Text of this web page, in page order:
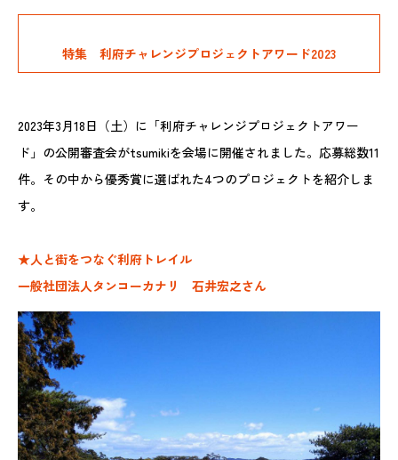
特集 利府チャレンジプロジェクトアワード2023
2023年3月18日（土）に「利府チャレンジプロジェクトアワー
ド」の公開審査会がtsumikiを会場に開催されました。応募総数11
件。その中から優秀賞に選ばれた4つのプロジェクトを紹介しま
す。
★人と街をつなぐ利府トレイル
一般社団法人タンコーカナリ 石井宏之さん